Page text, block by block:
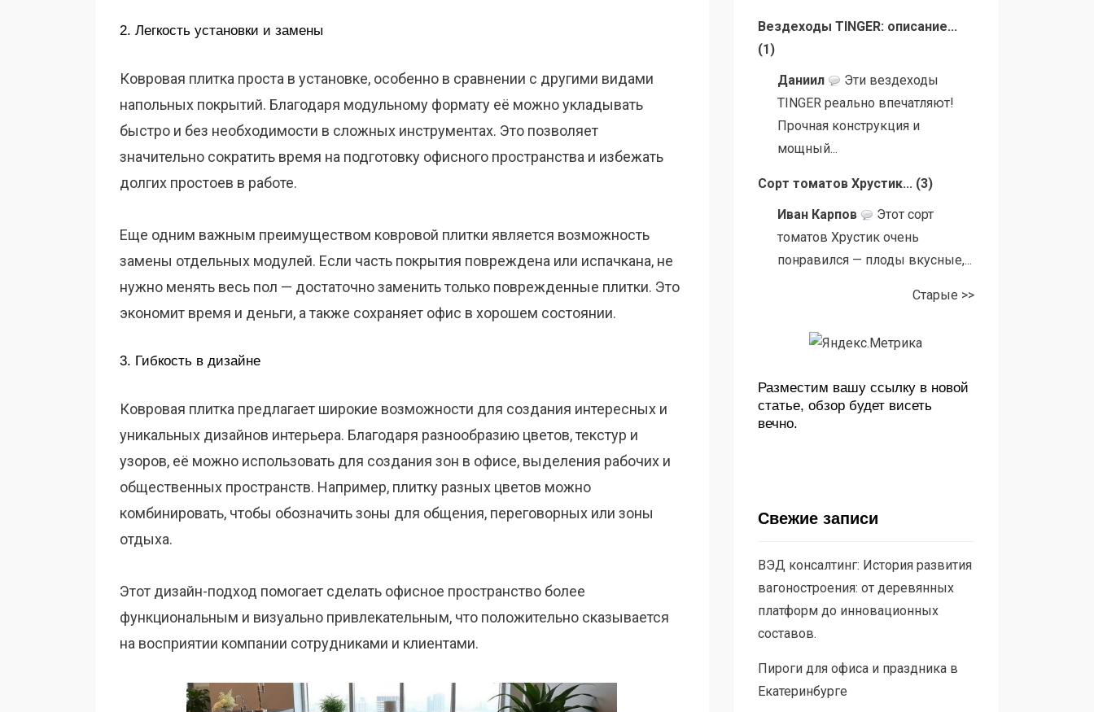
2. Легкость установки и замены
Ковровая плитка проста в установке, особенно в сравнении с другими видами
напольных покрытий. Благодаря модульному формату её можно укладывать
быстро и без необходимости в сложных инструментах. Это позволяет
значительно сократить время на подготовку офисного пространства и избежать
долгих простоев в работе.
Еще одним важным преимуществом ковровой плитки является возможность
замены отдельных модулей. Если часть покрытия повреждена или испачкана, не
нужно менять весь пол — достаточно заменить только поврежденные плитки. Это
экономит время и деньги, а также сохраняет офис в хорошем состоянии.
3. Гибкость в дизайне
Ковровая плитка предлагает широкие возможности для создания интересных и
уникальных дизайнов интерьера. Благодаря разнообразию цветов, текстур и
узоров, её можно использовать для создания зон в офисе, выделения рабочих и
общественных пространств. Например, плитку разных цветов можно
комбинировать, чтобы обозначить зоны для общения, переговорных или зоны
отдыха.
Этот дизайн-подход помогает сделать офисное пространство более
функциональным и визуально привлекательным, что положительно сказывается
на восприятии компании сотрудниками и клиентами.
Вездеходы TINGER: описание...
(1)
Даниил
Эти вездеходы
TINGER реально впечатляют!
Прочная конструкция и
мощный...
Сорт томатов Хрустик... (3)
Иван Карпов
Этот сорт
томатов Хрустик очень
понравился — плоды вкусные,...
Старые >>
Разместим вашу ссылку в новой
статье, обзор будет висеть
вечно.
Свежие записи
ВЭД консалтинг: История развития
вагоностроения: от деревянных
платформ до инновационных
составов.
Пироги для офиса и праздника в
Екатеринбурге